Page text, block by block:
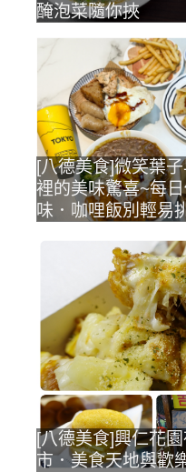
醃泡菜隨你挾
[八德美食]微笑葉
裡的美味驚喜~每
味．咖哩飯別輕易
[八德美食]興仁花
市．美食天地與歡